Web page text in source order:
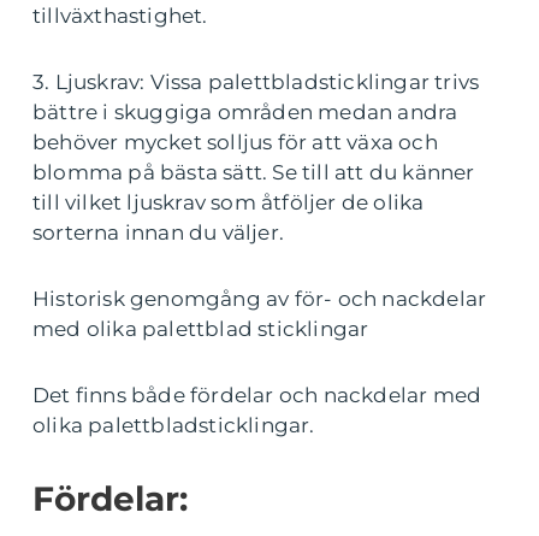
tillväxthastighet.
3. Ljuskrav: Vissa palettbladsticklingar trivs
bättre i skuggiga områden medan andra
behöver mycket solljus för att växa och
blomma på bästa sätt. Se till att du känner
till vilket ljuskrav som åtföljer de olika
sorterna innan du väljer.
Historisk genomgång av för- och nackdelar
med olika palettblad sticklingar
Det finns både fördelar och nackdelar med
olika palettbladsticklingar.
Fördelar: